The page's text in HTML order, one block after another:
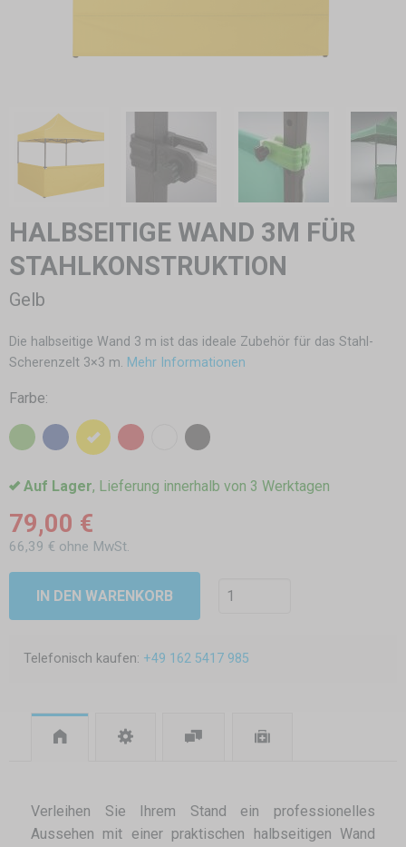
HALBSEITIGE WAND 3M FÜR
STAHLKONSTRUKTION
Gelb
Die halbseitige Wand 3 m ist das ideale Zubehör für das Stahl-
Scherenzelt 3×3 m. Mehr Informationen
Farbe:
Auf Lager, Lieferung innerhalb von 3 Werktagen
79,00 €
66,39 € ohne MwSt.
IN DEN WARENKORB
Telefonisch kaufen: +49 162 5417 985
Verleihen Sie Ihrem Stand ein professionelles
Aussehen mit einer praktischen halbseitigen Wand